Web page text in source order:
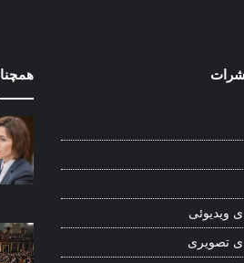
ویدیوئی
تصویری